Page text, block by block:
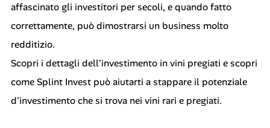
affascinato gli investitori per secoli, e quando fatto
correttamente, può dimostrarsi un business molto
redditizio.
Scopri i dettagli dell'investimento in vini pregiati e scopri
come Splint Invest può aiutarti a stappare il potenziale
d'investimento che si trova nei vini rari e pregiati.